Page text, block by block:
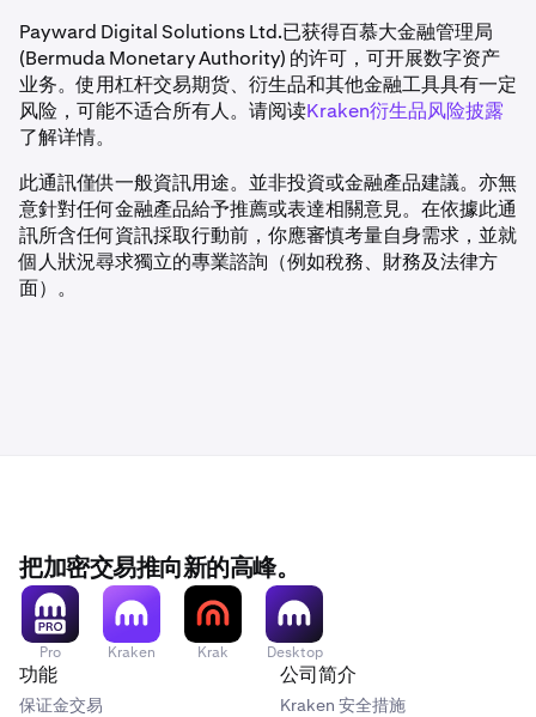
Payward Digital Solutions Ltd.已获得百慕大金融管理局
(Bermuda Monetary Authority) 的许可，可开展数字资产
业务。使用杠杆交易期货、衍生品和其他金融工具具有一定
风险，可能不适合所有人。请阅读Kraken衍生品风险披露
了解详情。
此通訊僅供一般資訊用途。並非投資或金融產品建議。亦無
意針對任何金融產品給予推薦或表達相關意見。在依據此通
訊所含任何資訊採取行動前，你應審慎考量自身需求，並就
個人狀況尋求獨立的專業諮詢（例如稅務、財務及法律方
面）。
把加密交易推向新的高峰。
Pro Kraken Krak Desktop
功能
保证金交易
公司简介
Kraken 安全措施